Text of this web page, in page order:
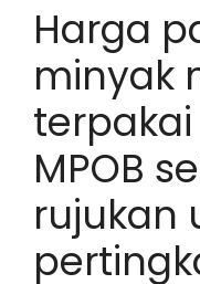
Harga
minyak
MPOB
rujukan